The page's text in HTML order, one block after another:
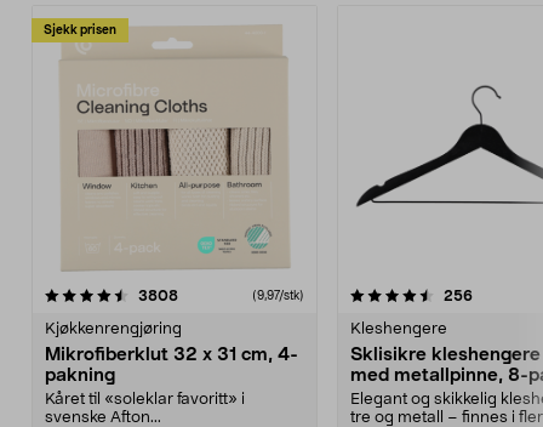
Sjekk prisen
3808anmeldelser(9,97/stk)
Kjøkkenrengjøring
Mikrofiberklut 32 x 31 cm, 4-
pakning
Kåret til «soleklar favoritt» i
svenske Afton...
4.5av 5 stjerner 256
Kleshengere
Sklisikre
med metallpinne, 8-
Elegant og skikkelig
tre og metall – finnes i
4.5av 5 stjerner